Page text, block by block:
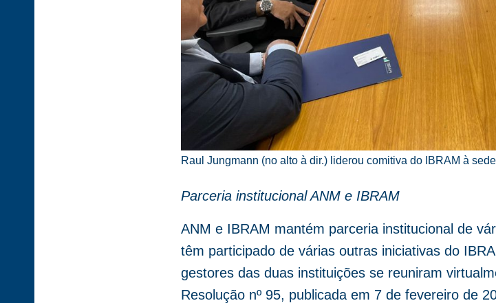
Raul Jungmann (no alto à dir.) liderou comitiva do IBRAM à
Parceria institucional ANM e IBRAM
ANM e IBRAM mantém parceria institucional de
têm participado de várias outras iniciativas do
gestores das duas instituições se reuniram
Resolução nº 95, publicada em 7 de fevereiro de